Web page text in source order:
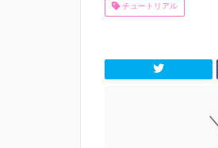
チュートリアル